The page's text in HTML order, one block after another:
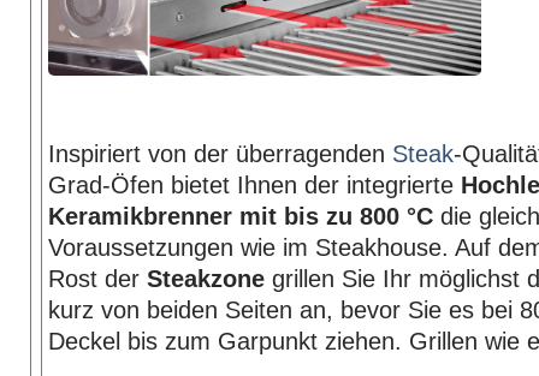
Inspiriert von der überragenden Steak-
Grad-Öfen bietet Ihnen der integrierte
Keramikbrenner mit bis zu 800 °C die
Voraussetzungen wie im Steakhouse. Auf
Rost der Steakzone grillen Sie Ihr möglichst
kurz von beiden Seiten an, bevor Sie es bei
Deckel bis zum Garpunkt ziehen. Grillen wie